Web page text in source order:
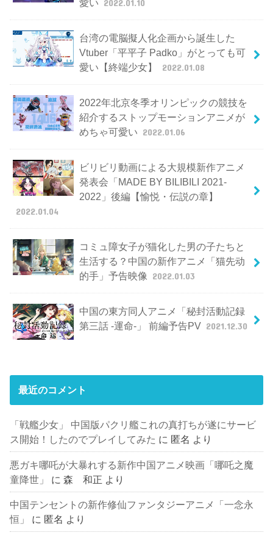
愛い 2022.01.10
台湾の電脳擬人化企画から誕生した
Vtuber「平平子 Padko」がとっても可
愛い【終端少女】
2022.01.08
2022年北京冬季オリンピックの競技を
紹介するストップモーションアニメが
めちゃ可愛い 2022.01.06
ビリビリ動画による大規模新作アニメ
発表会「MADE BY BILIBILI 2021-
2022」後編【愉悦・伝説の章】
2022.01.04
コミュ障女子が猫化した男の子たちと
生活する？中国の新作アニメ「猫先动
的手」予告映像
2022.01.03
中国の東方同人アニメ「秘封活動記録
第三話 -運命-」 前編予告PV 2021.12.30
最近のコメント
「戦艦少女」 中国版パクリ艦これの真打ちが遂にサービ
ス開始！したのでプレイしてみた に 匿名 より
悪ガキ哪吒が大暴れする新作中国アニメ映画「哪吒之魔
童降世」
に森 和正 より
中国テンセントの新作修仙ファンタジーアニメ「一念永
恒」
に 匿名 より